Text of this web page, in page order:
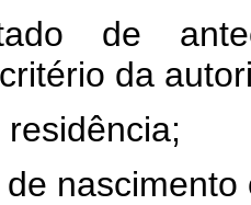
de
da